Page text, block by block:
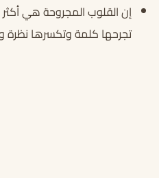
إن القلوب المجروحة هي
تجرحها كلمة وتكسرها